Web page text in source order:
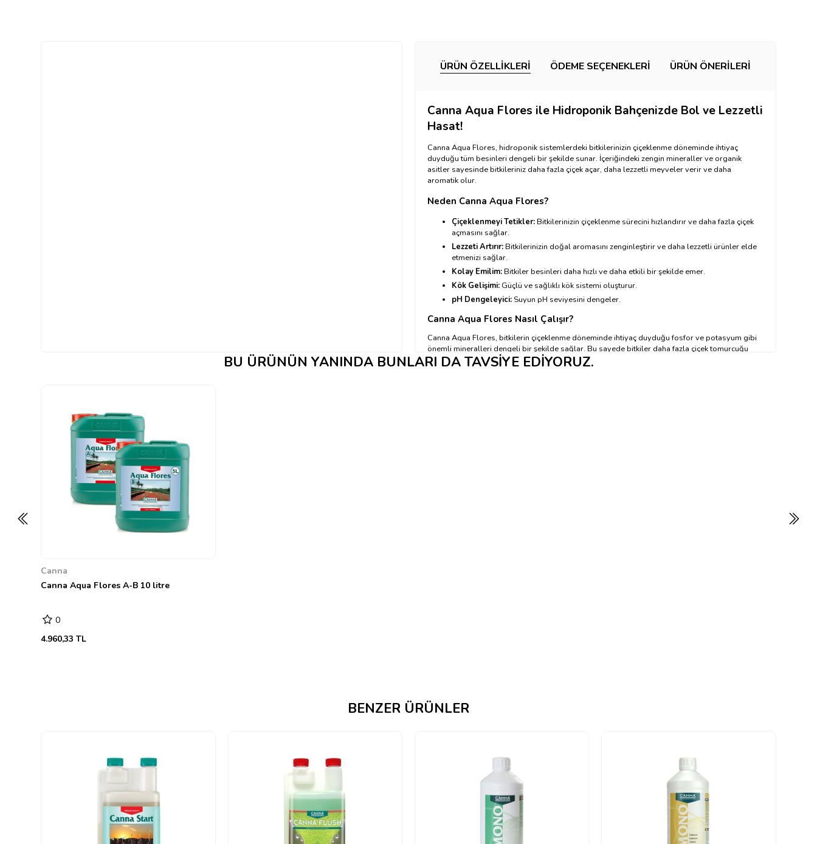
ÜRÜN ÖZELLIKLERI ÖDEME SEÇENEKLERI ÜRÜN ÖNERILERI
Canna Aqua Flores ile Hidroponik Bahçenizde Bol ve Lezzetli
Hasat!
Canna Aqua Flores, hidroponik sistemlerdeki bitkilerinizin çiçeklenme döneminde ihtiyaç
duyduğu tüm besinleri dengeli bir şekilde sunar. İçeriğindeki zengin mineraller ve organik
asitler sayesinde bitkileriniz daha fazla çiçek açar, daha lezzetli meyveler verir ve daha
aromatik olur.
Neden Canna Aqua Flores?
Çiçeklenmeyi Tetikler:Bitkilerinizin çiçeklenme sürecini hızlandırır ve daha fazla çiçek
açmasını sağlar.
Lezzeti Artırır:Bitkilerinizin doğal aromasını zenginleştirir ve daha lezzetli ürünler elde
etmenizi sağlar.
Kolay Emilim:Bitkiler besinleri daha hızlı ve daha etkili bir şekilde emer.
Kök Gelişimi: Güçlü ve sağlıklı kök sistemi oluşturur.
pH Dengeleyici: Suyun pH seviyesini dengeler.
Canna Aqua Flores Nasıl Çalışır?
Canna Aqua Flores, bitkilerin çiçeklenme döneminde ihtiyaç duyduğu fosfor ve potasyum gibi
önemli mineralleri dengeli bir şekilde sağlar. Bu sayede bitkiler daha fazla çiçek tomurcuğu
oluşturur ve daha büyük çiçekler açar. Ayrıca, içeriğindeki organik asitler sayesinde bitkilerin
BU ÜRÜNÜN YANINDA BUNLARI DA TAVSIYE EDIYORUZ.
Canna
Canna Aqua Flores A-B 10 litre
0
4.960,33 TL
BENZER ÜRÜNLER